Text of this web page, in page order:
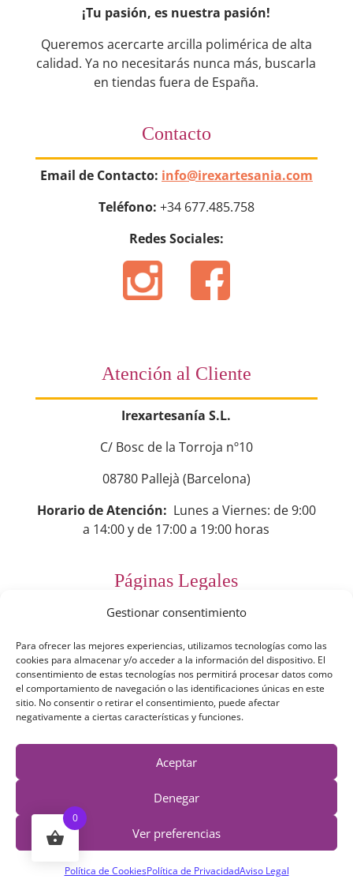
Gestionar consentimiento
Para ofrecer las mejores experiencias, utilizamos tecnologías como las
cookies para almacenar y/o acceder a la información del dispositivo. El
consentimiento de estas tecnologías nos permitirá procesar datos como
el comportamiento de navegación o las identificaciones únicas en este
sitio. No consentir o retirar el consentimiento, puede afectar
negativamente a ciertas características y funciones.
Aceptar
Denegar
Ver preferencias
Política de CookiesPolítica de PrivacidadAviso Legal
¡Tu pasión, es nuestra pasión!
Queremos acercarte arcilla polimérica de alta
calidad. Ya no necesitarás nunca más, buscarla
en tiendas fuera de España.
Contacto
Email de Contacto: info@irexartesania.com
Teléfono: +34 677.485.758
Redes Sociales:
Atención al Cliente
Irexartesanía S.L.
C/ Bosc de la Torroja nº10
08780 Pallejà (Barcelona)
Horario de Atención: Lunes a Viernes: de 9:00
a 14:00 y de 17:00 a 19:00 horas
Páginas Legales
Preguntas Frecuentes
Aviso Legal
Política de Privacidad
Política de Cookies
Términos y Condiciones
© 2019 - 2026 Irexartesanía | Todos los derechos reservados |
0